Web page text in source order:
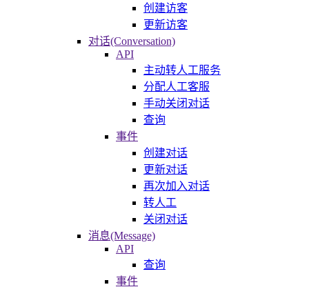
创建访客
更新访客
对话(Conversation)
API
主动转人工服务
分配人工客服
手动关闭对话
查询
事件
创建对话
更新对话
再次加入对话
转人工
关闭对话
消息(Message)
API
查询
事件